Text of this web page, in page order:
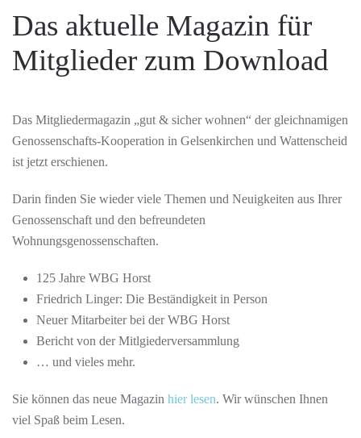
Das aktuelle Magazin für
Mitglieder zum Download
Das Mitgliedermagazin „gut & sicher wohnen“ der gleichnamigen
Genossenschafts-Kooperation in Gelsenkirchen und Wattenscheid
ist jetzt erschienen.
Darin finden Sie wieder viele Themen und Neuigkeiten aus Ihrer
Genossenschaft und den befreundeten
Wohnungsgenossenschaften.
125 Jahre WBG Horst
Friedrich Linger: Die Beständigkeit in Person
Neuer Mitarbeiter bei der WBG Horst
Bericht von der Mitlgiederversammlung
… und vieles mehr.
Sie können das neue Magazin hier lesen. Wir wünschen Ihnen
viel Spaß beim Lesen.